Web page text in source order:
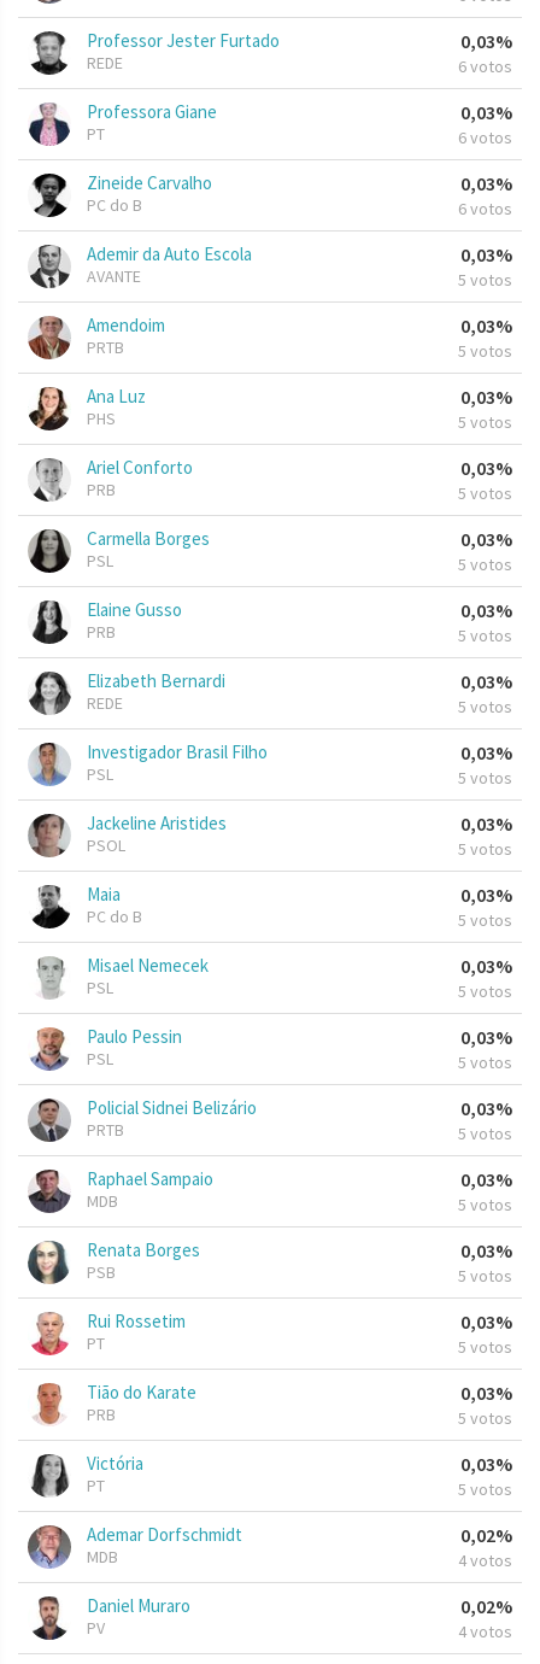
Professor Jester Furtado
REDE
0,03%
6 votos
Professora Giane
PT
0,03%
6 votos
Zineide Carvalho
PC do B
0,03%
6 votos
Ademir da Auto Escola
AVANTE
0,03%
5 votos
Amendoim
PRTB
0,03%
5 votos
Ana Luz
PHS
0,03%
5 votos
Ariel Conforto
PRB
0,03%
5 votos
Carmella Borges
PSL
0,03%
5 votos
Elaine Gusso
PRB
0,03%
5 votos
Elizabeth Bernardi
REDE
0,03%
5 votos
Investigador Brasil Filho
PSL
0,03%
5 votos
Jackeline Aristides
PSOL
0,03%
5 votos
Maia
PC do B
0,03%
5 votos
Misael Nemecek
PSL
0,03%
5 votos
Paulo Pessin
PSL
0,03%
5 votos
Policial Sidnei Belizário
PRTB
0,03%
5 votos
Raphael Sampaio
MDB
0,03%
5 votos
Renata Borges
PSB
0,03%
5 votos
Rui Rossetim
PT
0,03%
5 votos
Tião do Karate
PRB
0,03%
5 votos
Victória
PT
0,03%
5 votos
Ademar Dorfschmidt
MDB
0,02%
4 votos
Daniel Muraro
PV
0,02%
4 votos